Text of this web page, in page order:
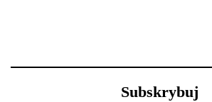
Oto 4 sposoby na
Subskrybuj